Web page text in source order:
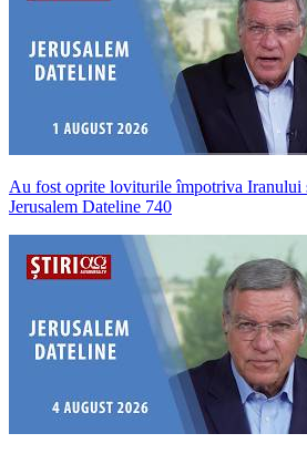
Au fost oprite loviturile împotriva Iranului
Jerusalem Dateline 740